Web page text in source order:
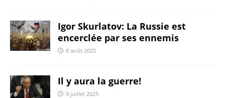
Igor Skurlatov: La Russie est
encerclée par ses ennemis
8 août 2025
Il y aura la guerre!
9 juillet 2025